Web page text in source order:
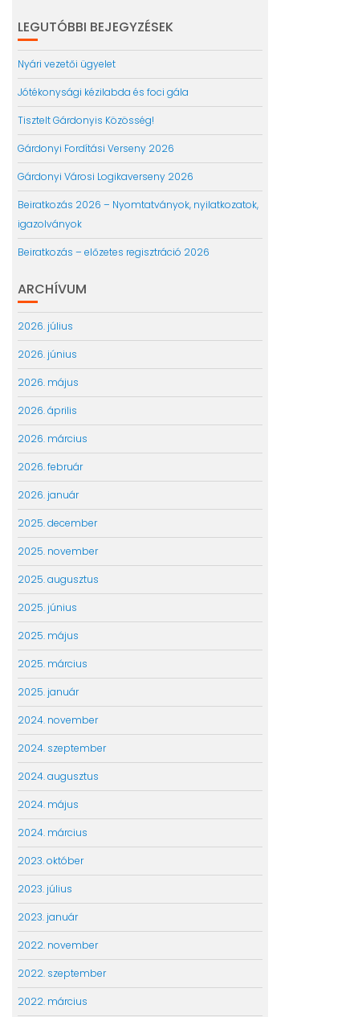
LEGUTÓBBI BEJEGYZÉSEK
Nyári vezetői ügyelet
Jótékonysági kézilabda és foci gála
Tisztelt Gárdonyis Közösség!
Gárdonyi Fordítási Verseny 2026
Gárdonyi Városi Logikaverseny 2026
Beiratkozás 2026 – Nyomtatványok, nyilatkozatok,
igazolványok
Beiratkozás – előzetes regisztráció 2026
ARCHÍVUM
2026. július
2026. június
2026. május
2026. április
2026. március
2026. február
2026. január
2025. december
2025. november
2025. augusztus
2025. június
2025. május
2025. március
2025. január
2024. november
2024. szeptember
2024. augusztus
2024. május
2024. március
2023. október
2023. július
2023. január
2022. november
2022. szeptember
2022. március